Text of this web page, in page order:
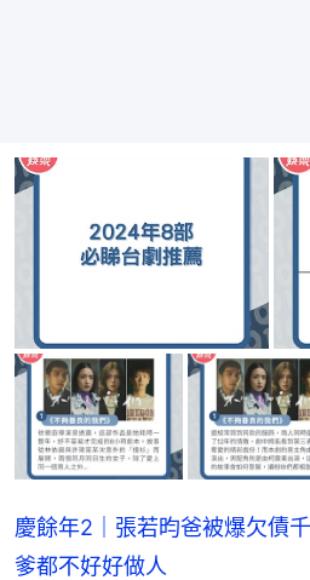
慶餘年2｜張若昀爸被爆欠債
爹都不好好做人